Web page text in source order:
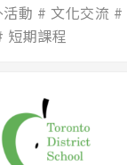
動 文化交流
短期課程